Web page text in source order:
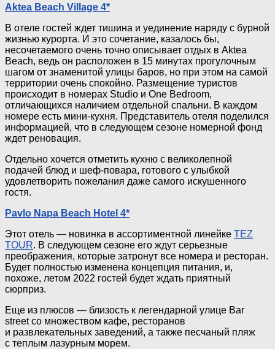
Aktea Beach Village 4*
В отеле гостей ждет тишина и уединение наряду с бурной
жизнью курорта. И это сочетание, казалось бы,
несочетаемого очень точно описывает отдых в Aktea
Beach, ведь он расположен в 15 минутах прогулочным
шагом от знаменитой улицы баров, но при этом на самой
территории очень спокойно. Размещение туристов
происходит в номерах Studio и One Bedroom,
отличающихся наличием отдельной спальни. В каждом
номере есть мини-кухня. Представитель отеля поделился
информацией, что в следующем сезоне номерной фонд
ждет реновация.
Отдельно хочется отметить кухню с великолепной
подачей блюд и шеф-повара, готового с улыбкой
удовлетворить пожелания даже самого искушенного
гостя.
Pavlo Napa Beach Hotel 4*
Этот отель — новинка в ассортиментной линейке TEZ
TOUR. В следующем сезоне его ждут серьезные
преображения, которые затронут все номера и ресторан.
Будет полностью изменена концепция питания, и,
похоже, летом 2022 гостей будет ждать приятный
сюрприз.
Еще из плюсов — близость к легендарной улице Bar
street со множеством кафе, ресторанов
и развлекательных заведений, а также песчаный пляж
с теплым лазурным морем.